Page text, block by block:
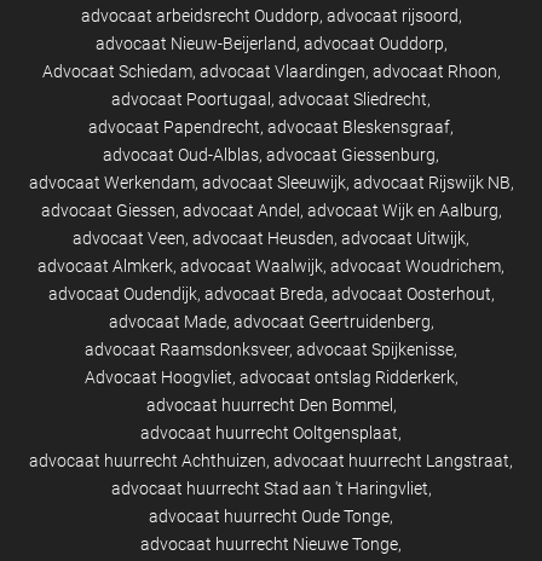
advocaat arbeidsrecht Ouddorp advocaat rijsoord
advocaat Nieuw-Beijerland advocaat Ouddorp
Advocaat Schiedam advocaat Vlaardingen advocaat Rhoon
advocaat Poortugaal
advocaat Sliedrecht
advocaat Papendrecht advocaat Bleskensgraaf
advocaat Oud-Alblas advocaat Giessenburg
advocaat Werkendam advocaat Sleeuwijk advocaat Rijswijk NB
advocaat Giessen advocaat Andel advocaat Wijk en Aalburg
advocaat Veen advocaat Heusden advocaat Uitwijk
advocaat Almkerk advocaat Waalwijk advocaat Woudrichem
advocaat Oudendijk advocaat Breda advocaat Oosterhout
advocaat Made advocaat Geertruidenberg
advocaat Raamsdonksveer advocaat Spijkenisse
Advocaat Hoogvliet advocaat ontslag Ridderkerk
advocaat huurrecht Den Bommel
advocaat huurrecht Ooltgensplaat
advocaat huurrecht Achthuizen advocaat huurrecht Langstraat
advocaat huurrecht Stad aan 't Haringvliet
advocaat huurrecht Oude Tonge
advocaat huurrecht Nieuwe Tonge